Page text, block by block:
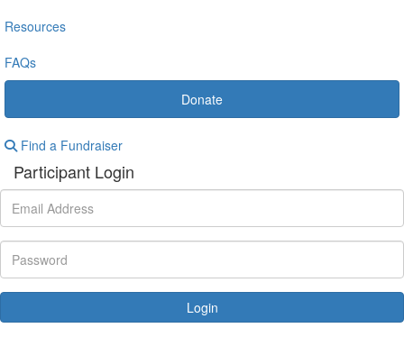
Resources
FAQs
Donate
Find a Fundraiser
Participant Login
Login